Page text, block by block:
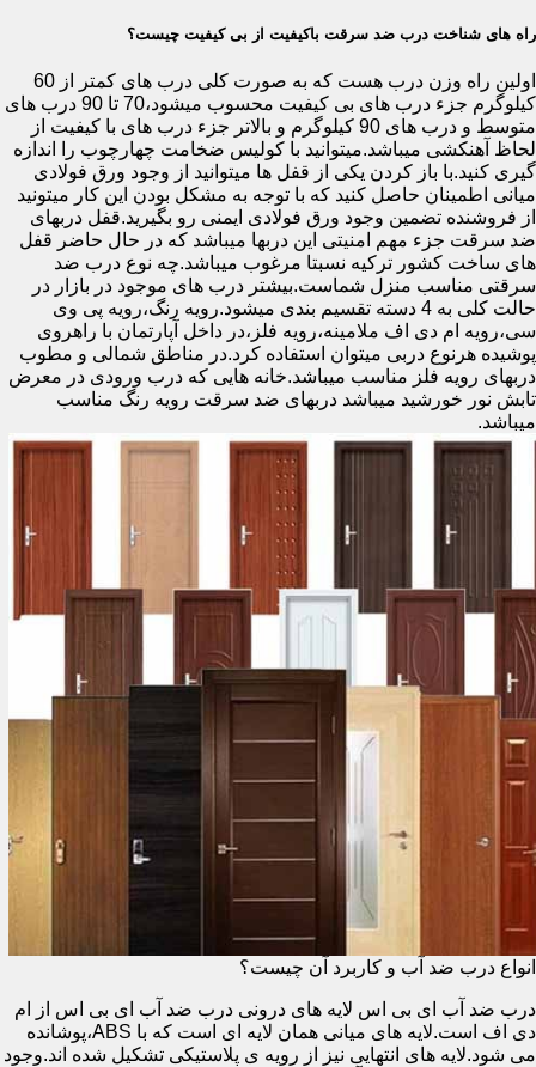
راه های شناخت درب ضد سرقت باکیفیت از بی کیفیت چیست؟
اولین راه وزن درب هست که به صورت کلی درب های کمتر از 60
کیلوگرم جزء درب های بی کیفیت محسوب میشود،70 تا 90 درب های
متوسط و درب های 90 کیلوگرم و بالاتر جزء درب های با کیفیت از
لحاظ آهنکشی میباشد.میتوانید با کولیس ضخامت چهارچوب را اندازه
گیری کنید.با باز کردن یکی از قفل ها میتوانید از وجود ورق فولادی
میانی اطمینان حاصل کنید که با توجه به مشکل بودن این کار میتونید
از فروشنده تضمین وجود ورق فولادی ایمنی رو بگیرید.قفل دربهای
ضد سرقت جزء مهم امنیتی این دربها میباشد که در حال حاضر قفل
های ساخت کشور ترکیه نسبتا مرغوب میباشد.چه نوع درب ضد
سرقتی مناسب منزل شماست.بیشتر درب های موجود در بازار در
حالت کلی به 4 دسته تقسیم بندی میشود.رویه رنگ،رویه پی وی
سی،رویه ام دی اف ملامینه،رویه فلز،در داخل آپارتمان با راهروی
پوشیده هرنوع دربی میتوان استفاده کرد.در مناطق شمالی و مطوب
دربهای رویه فلز مناسب میباشد.خانه هایی که درب ورودی در معرض
تابش نور خورشید میباشد دربهای ضد سرقت رویه رنگ مناسب
میباشد.
انواع درب ضد آب و کاربرد آن چیست؟
درب ضد آب ای بی اس لایه های درونی درب ضد آب ای بی اس از ام
دی اف است.لایه های میانی همان لایه ای است که با ABS،پوشانده
می شود.لایه های انتهایی نیز از رویه ی پلاستیکی تشکیل شده اند.وجود